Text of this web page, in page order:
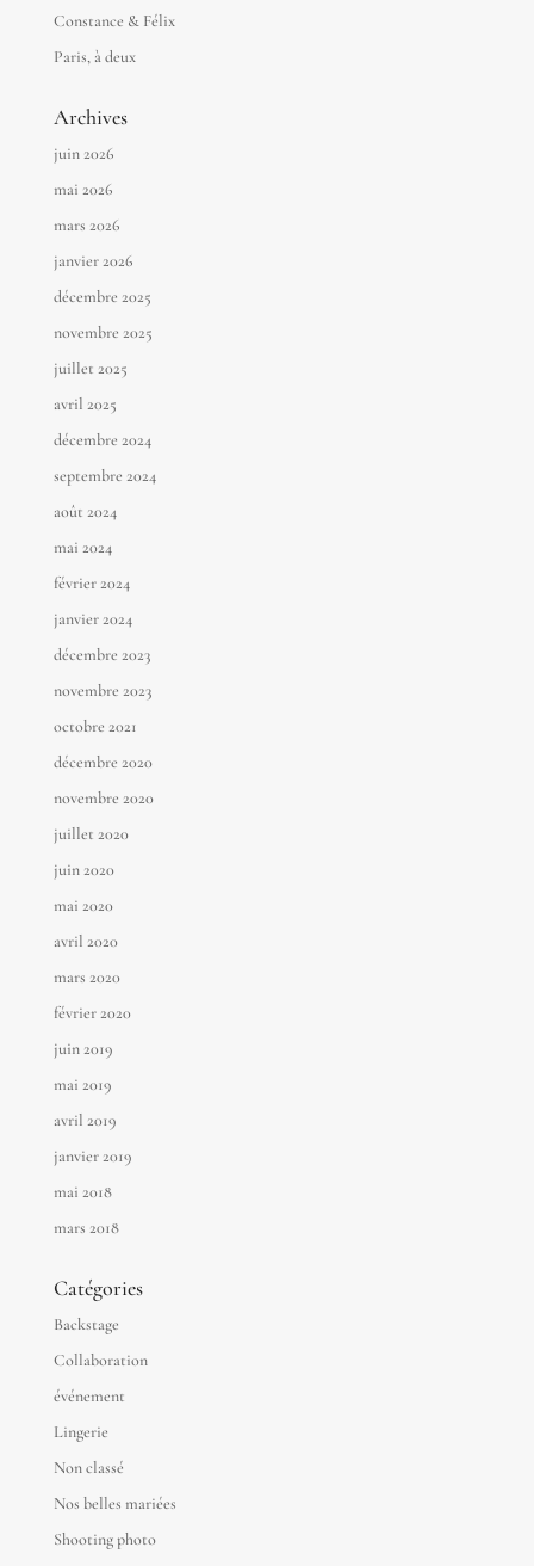
Constance & Félix
Paris, à deux
Archives
juin 2026
mai 2026
mars 2026
janvier 2026
décembre 2025
novembre 2025
juillet 2025
avril 2025
décembre 2024
septembre 2024
août 2024
mai 2024
février 2024
janvier 2024
décembre 2023
novembre 2023
octobre 2021
décembre 2020
novembre 2020
juillet 2020
juin 2020
mai 2020
avril 2020
mars 2020
février 2020
juin 2019
mai 2019
avril 2019
janvier 2019
mai 2018
mars 2018
Catégories
Backstage
Collaboration
événement
Lingerie
Non classé
Nos belles mariées
Shooting photo